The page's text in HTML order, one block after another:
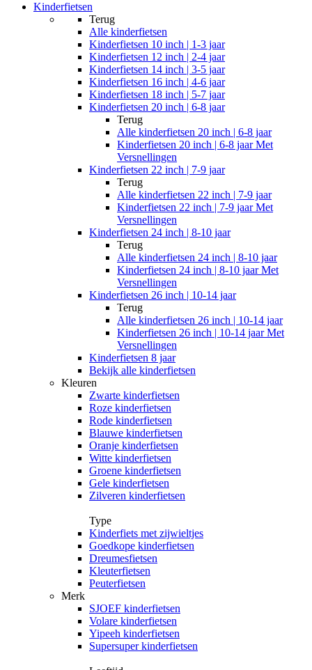
Kinderfietsen
Terug
Alle kinderfietsen
Kinderfietsen 10 inch | 1-3 jaar
Kinderfietsen 12 inch | 2-4 jaar
Kinderfietsen 14 inch | 3-5 jaar
Kinderfietsen 16 inch | 4-6 jaar
Kinderfietsen 18 inch | 5-7 jaar
Kinderfietsen 20 inch | 6-8 jaar
Terug
Alle kinderfietsen 20 inch | 6-8 jaar
Kinderfietsen 20 inch | 6-8 jaar Met
Versnellingen
Kinderfietsen 22 inch | 7-9 jaar
Terug
Alle kinderfietsen 22 inch | 7-9 jaar
Kinderfietsen 22 inch | 7-9 jaar Met
Versnellingen
Kinderfietsen 24 inch | 8-10 jaar
Terug
Alle kinderfietsen 24 inch | 8-10 jaar
Kinderfietsen 24 inch | 8-10 jaar Met
Versnellingen
Kinderfietsen 26 inch | 10-14 jaar
Terug
Alle kinderfietsen 26 inch | 10-14 jaar
Kinderfietsen 26 inch | 10-14 jaar Met
Versnellingen
Kinderfietsen 8 jaar
Bekijk alle kinderfietsen
Kleuren
Zwarte kinderfietsen
Roze kinderfietsen
Rode kinderfietsen
Blauwe kinderfietsen
Oranje kinderfietsen
Witte kinderfietsen
Groene kinderfietsen
Gele kinderfietsen
Zilveren kinderfietsen
Type
Kinderfiets met zijwieltjes
Goedkope kinderfietsen
Dreumesfietsen
Kleuterfietsen
Peuterfietsen
Merk
SJOEF kinderfietsen
Volare kinderfietsen
Yipeeh kinderfietsen
Supersuper kinderfietsen